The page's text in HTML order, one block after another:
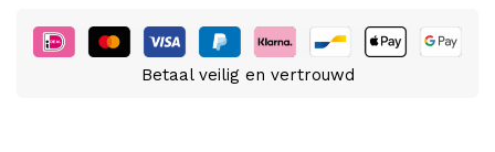
Betaal veilig en vertrouwd